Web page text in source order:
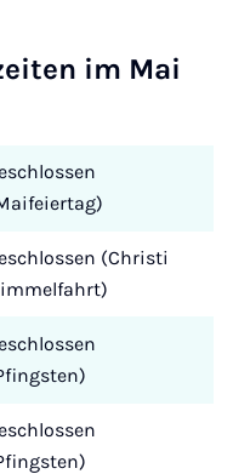
im Mai
(Christi